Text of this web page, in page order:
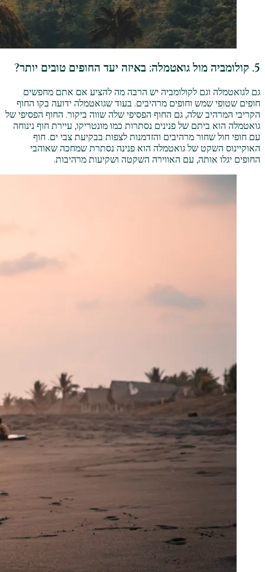
5. קולומביה מול גואטמלה: באיזה יעד החופים טובים יותר?
גם לגואטמלה וגם לקולומביה יש הרבה מה להציע אם אתם מחפשים
חופים שטופי שמש וחופים מרהיבים. בעוד שגואטמלה ידועה בקו החוף
הקריבי המרהיב שלה, גם החוף הפסיפי שלה שווה ביקור. החוף הפסיפי של
גואטמלה הוא ביתם של פנינים נסתרות כמו מונטריקו, עיירת חוף נינוחה
עם חופי חול שחור מרהיבים והזדמנות לצפות בבקיעת צבי ים. חוף
האוקיינוס השקט של גואטמלה הוא פנינה נסתרת שמחכה שאוהבי
החופים יגלו אותה, עם האווירה השקטה ושקיעות מרהיבות.